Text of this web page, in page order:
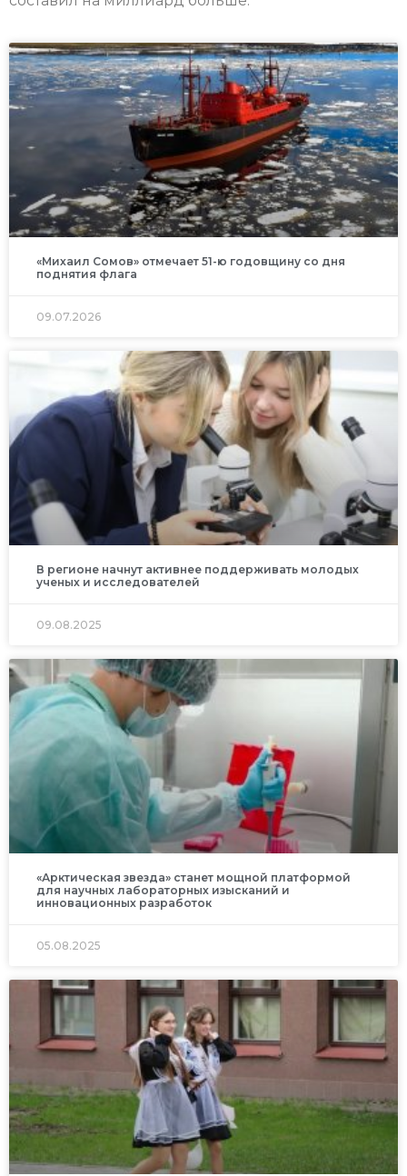
«Михаил Сомов» отмечает 51-ю годовщину со дня
поднятия флага
09.07.2026
В регионе начнут активнее поддерживать молодых
ученых и исследователей
09.08.2025
«Арктическая звезда» станет мощной платформой
для научных лабораторных изысканий и
инновационных разработок
05.08.2025